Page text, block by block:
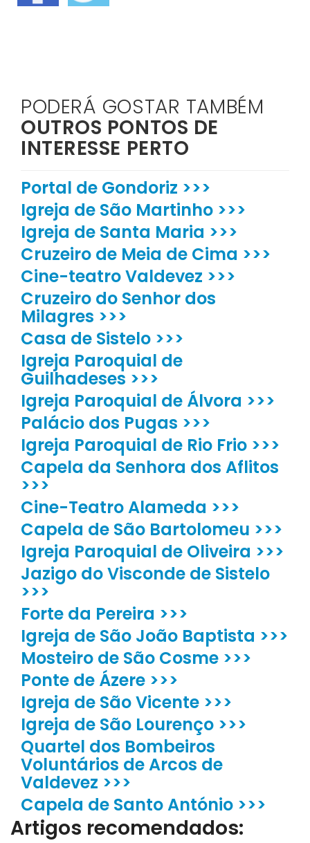
PODERÁ GOSTAR TAMBÉM
OUTROS PONTOS DE
INTERESSE PERTO
Portal de Gondoriz >>>
Igreja de São Martinho >>>
Igreja de Santa Maria >>>
Cruzeiro de Meia de Cima >>>
Cine-teatro Valdevez >>>
Cruzeiro do Senhor dos
Milagres >>>
Casa de Sistelo >>>
Igreja Paroquial de
Guilhadeses >>>
Igreja Paroquial de Álvora >>>
Palácio dos Pugas >>>
Igreja Paroquial de Rio Frio >>>
Capela da Senhora dos Aflitos
>>>
Cine-Teatro Alameda >>>
Capela de São Bartolomeu >>>
Igreja Paroquial de Oliveira >>>
Jazigo do Visconde de Sistelo
>>>
Forte da Pereira >>>
Igreja de São João Baptista >>>
Mosteiro de São Cosme >>>
Ponte de Ázere >>>
Igreja de São Vicente >>>
Igreja de São Lourenço >>>
Quartel dos Bombeiros
Voluntários de Arcos de
Valdevez >>>
Capela de Santo António >>>
Artigos recomendados: